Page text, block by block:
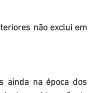
ainda na época dos